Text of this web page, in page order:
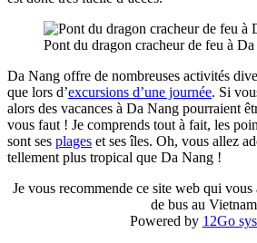
Pont du dragon cracheur de feu à
Da Nang offre de nombreuses activités
que lors d’excursions d’une journée. Si
alors des vacances à Da Nang pourraient
vous faut ! Je comprends tout à fait, les
sont ses plages et ses îles. Oh, vous allez
tellement plus tropical que Da Nang !
Je vous recommende ce site web qui
de bus au Vietnam
Powered by 12Go